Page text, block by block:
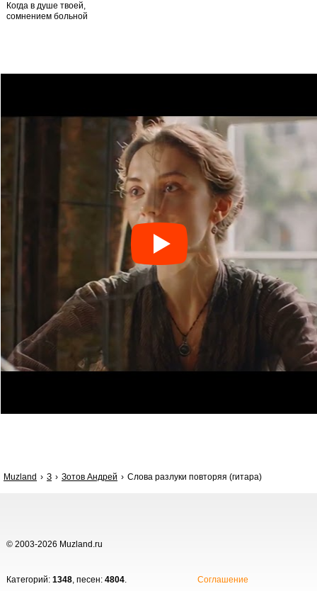
Когда в душе твоей,
сомнением больной
Muzland З Зотов Андрей Слова разлуки повторяя (гитара)
© 2003-2026 Muzland.ru
Категорий: 1348, песен: 4804. Соглашение